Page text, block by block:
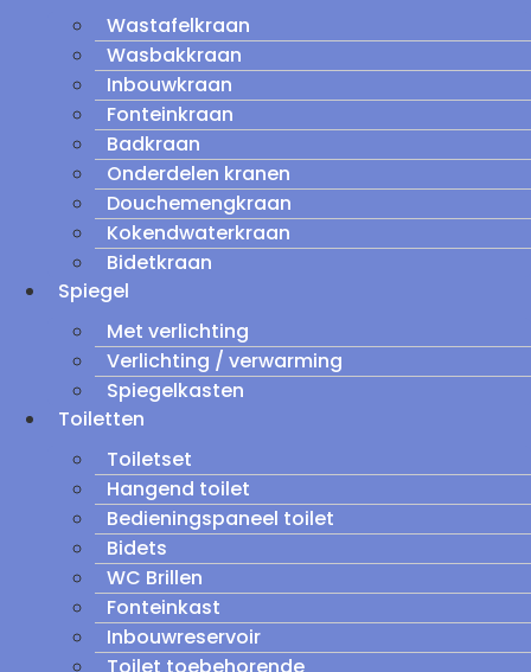
Wastafelkraan
Wasbakkraan
Inbouwkraan
Fonteinkraan
Badkraan
Onderdelen kranen
Douchemengkraan
Kokendwaterkraan
Bidetkraan
Spiegel
Met verlichting
Verlichting / verwarming
Spiegelkasten
Toiletten
Toiletset
Hangend toilet
Bedieningspaneel toilet
Bidets
WC Brillen
Fonteinkast
Inbouwreservoir
Toilet toebehorende